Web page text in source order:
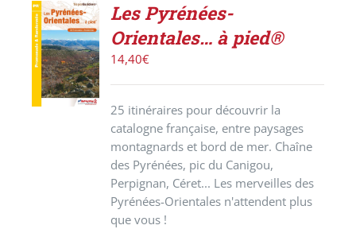
AJOUTER
AU
PANIER
/
DÉTAILS
Les Pyrénées-
Orientales… à pied®
14,40€
25 itinéraires pour découvrir la
catalogne française, entre paysages
montagnards et bord de mer. Chaîne
des Pyrénées, pic du Canigou,
Perpignan, Céret... Les merveilles des
Pyrénées-Orientales n'attendent plus
que vous !